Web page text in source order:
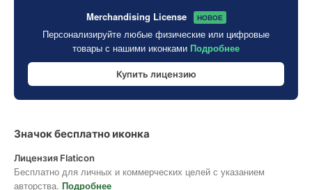
Merchandising License НОВОЕ
Персонализируйте любые физические или цифровые
товары с нашими иконками Подробнее
Купить лицензию
Значок бесплатно иконка
Лицензия Flaticon
Бесплатно для личных и коммерческих целей с указанием
авторства. Подробнее